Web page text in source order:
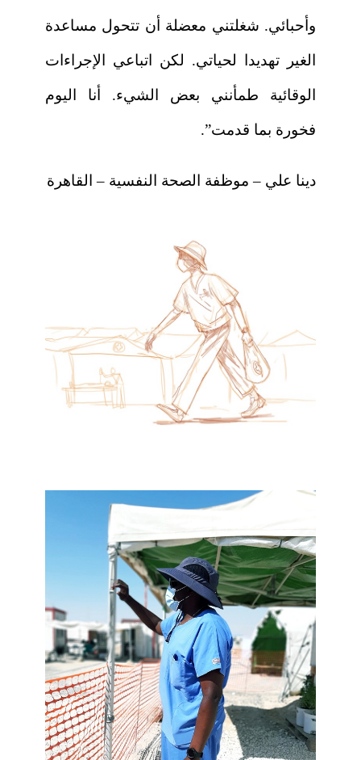
وأحبائي. شغلتني معضلة أن تتحول مساعدة
الغير تهديدا لحياتي. لكن اتباعي الإجراءات
الوقائية طمأنني بعض الشيء. أنا اليوم
فخورة بما قدمت”.
دينا علي – موظفة الصحة النفسية – القاهرة